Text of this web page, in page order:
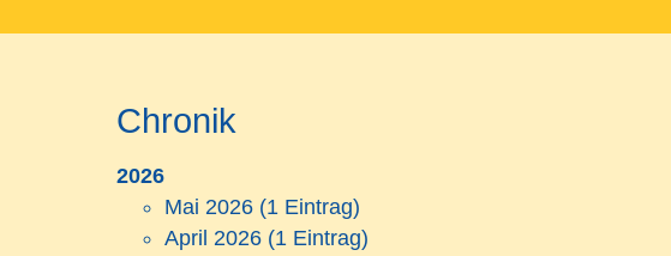
Chronik
2026
Mai 2026 (1 Eintrag)
April 2026 (1 Eintrag)